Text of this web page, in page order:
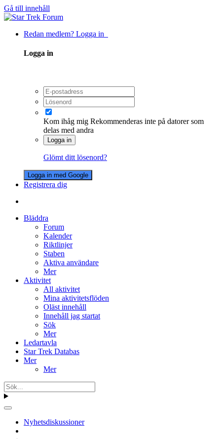
Gå till innehåll
Redan medlem? Logga in
Logga in
Kom ihåg mig Rekommenderas inte på datorer som
delas med andra
Logga in
Glömt ditt lösenord?
Logga in med Google
Registrera dig
Bläddra
Forum
Kalender
Riktlinjer
Staben
Aktiva användare
Mer
Aktivitet
All aktivitet
Mina aktivitetsflöden
Oläst innehåll
Innehåll jag startat
Sök
Mer
Ledartavla
Star Trek Databas
Mer
Mer
Nyhetsdiskussioner